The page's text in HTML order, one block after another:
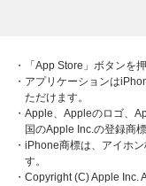
・「App Store」ボタンを
・アプリケーションは
ただけます。
・Apple、Appleのロゴ、
国のApple Inc.の登録商標
・iPhone商標は、アイホ
す。
・Copyright (C) Apple Inc.